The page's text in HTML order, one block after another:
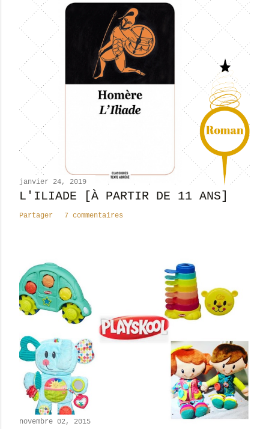
t
r
c
m
n
t
i
janvier 24, 2019
L'ILIADE [À PARTIR DE 11 ANS]
Partager 7 commentaires
novembre 02, 2015